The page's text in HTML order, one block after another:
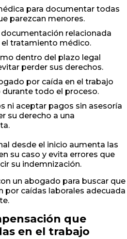
para documentar todas
parezcan menores.
relacionada
el tratamiento médico.
dentro del plazo legal
perder sus derechos.
por caída en el trabajo
durante todo el proceso.
ni aceptar pagos sin asesoría
su derecho a una
desde el inicio aumenta las
su caso y evita errores que
su indemnización.
un abogado para buscar que
por caídas laborales adecuada
que
en el trabajo